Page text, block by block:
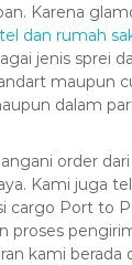
Karena
dan rumah
jenis sprei
maupun
dalam
order
Kami juga
cargo Port to
proses
kami berada